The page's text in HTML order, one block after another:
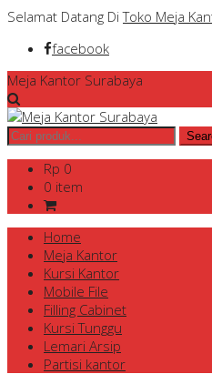
Selamat Datang DiToko Meja
facebook
Meja Kantor Surabaya
Rp 0
0 item
Home
Meja Kantor
Kursi Kantor
Mobile File
Filling Cabinet
Kursi Tunggu
Lemari Arsip
Partisi kantor